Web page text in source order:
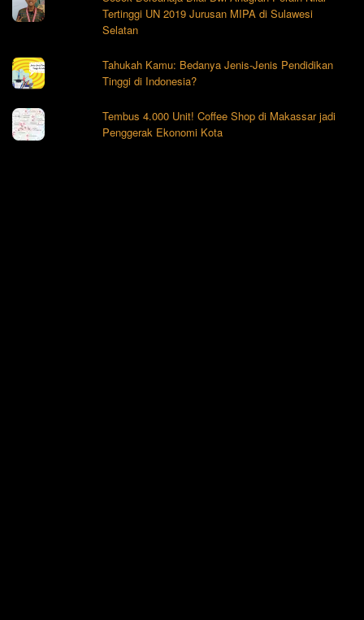
Tertinggi UN 2019 Jurusan MIPA di Sulawesi
Selatan
Tahukah Kamu: Bedanya Jenis-Jenis Pendidikan
Tinggi di Indonesia?
Tembus 4.000 Unit! Coffee Shop di Makassar jadi
Penggerak Ekonomi Kota